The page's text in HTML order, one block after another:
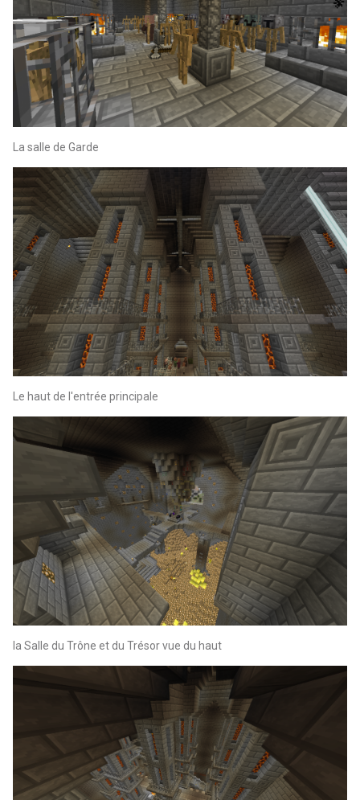
La salle de Garde
Le haut de l'entrée principale
la Salle du Trône et du Trésor vue du haut